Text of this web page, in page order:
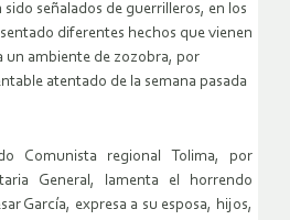
señalados de guerrilleros, en los
diferentes hechos que vienen
un ambiente de zozobra, por
atentado de la semana pasada
Comunista regional Tolima, por
General, lamenta el horrendo
García, expresa a su esposa, hijos,